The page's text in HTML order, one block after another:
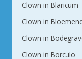
Clown in Blaricum
Clown in
Clown in
Clown in Borculo